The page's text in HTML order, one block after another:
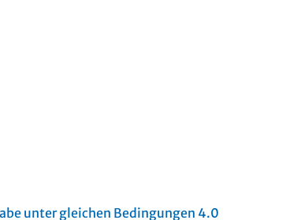
unter gleichen Bedingungen 4.0